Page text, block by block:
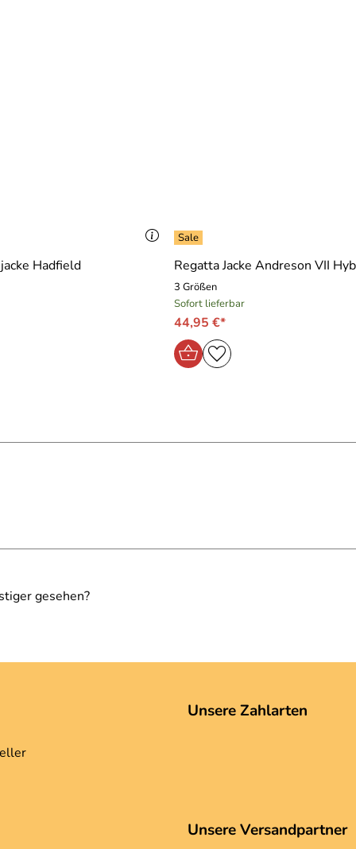
Hadfield Regatta Jacke Andreson VII
3 Größen
Sofort lieferbar
44,95 €*
gesehen?
Unsere Zahlarten
Unsere Versandpartner